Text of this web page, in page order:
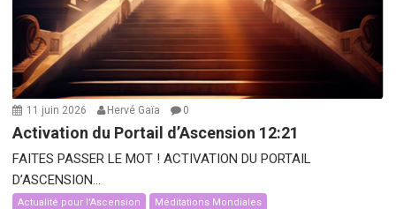
11 juin 2026 Hervé Gaïa 0
Activation du Portail d’Ascension 12:21
FAITES PASSER LE MOT ! ACTIVATION DU PORTAIL
D’ASCENSION...
Actualité pour l'Ascension Méditations Mondiales